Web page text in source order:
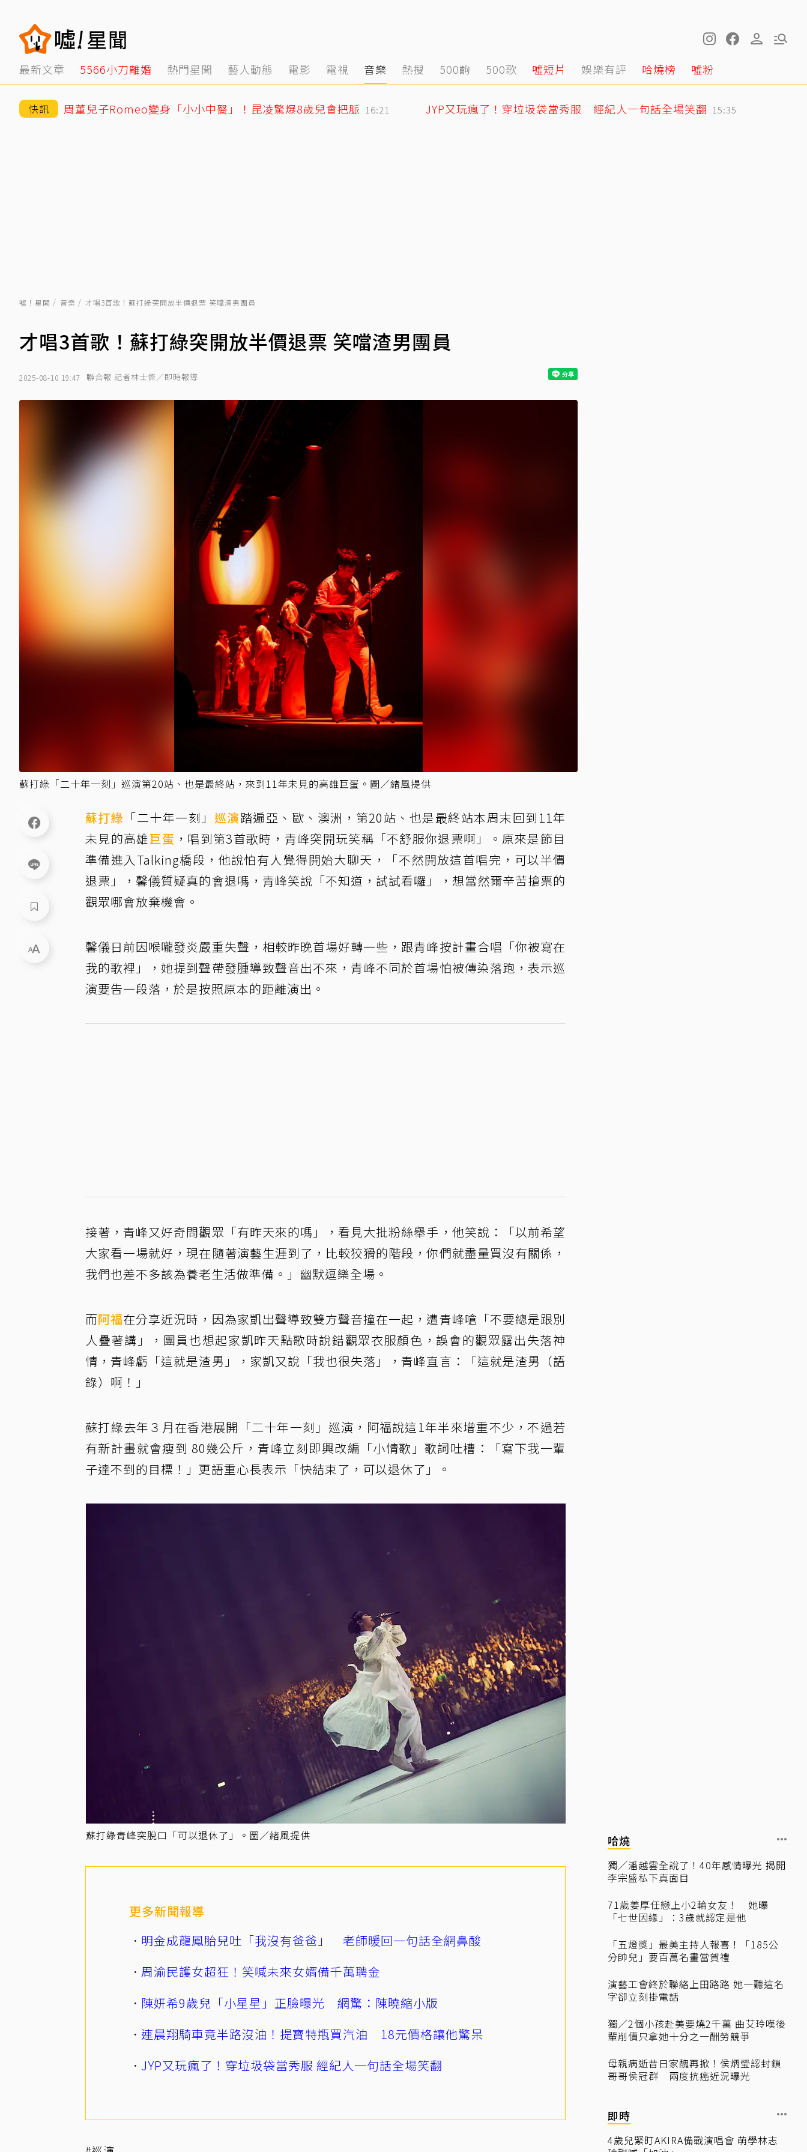
最新文章 5566小刀離婚 熱門星聞 藝人動態 電影 電視 音樂 熱搜 500齣 500歌 噓短片 娛樂有評 哈燒榜 噓粉
快訊 周董兒子Romeo變身「小小中醫」！昆凌驚爆8歲兒會把脈 16:21 JYP又玩瘋了！穿垃圾袋當秀服 經紀人一句話全場笑翻 15:35
噓！星聞 音樂 才唱3首歌！蘇打綠突開放半價退票 笑噹渣男團員
才唱3首歌！蘇打綠突開放半價退票 笑噹渣男團員
2025-08-10 19:47 聯合報 記者林士傑／即時報導
蘇打綠「二十年一刻」巡演第20站、也是最終站，來到11年未見的高雄巨蛋。圖／緒風提供
蘇打綠 「二十年一刻」 巡演踏遍亞、歐、澳洲，第20站、也是最終站本周末回到11年
未見的高雄巨蛋 ，唱到第3首歌時，青峰突開玩笑稱「不舒服你退票啊」。原來是節目
準備進入Talking橋段，他說怕有人覺得開始大聊天，「不然開放這首唱完，可以半價
退票」，馨儀質疑真的會退嗎，青峰笑說「不知道，試試看囉」，想當然爾辛苦搶票的
觀眾哪會放棄機會。
馨儀日前因喉嚨發炎嚴重失聲，相較昨晚首場好轉一些，跟青峰按計畫合唱「你被寫在
我的歌裡」，她提到聲帶發腫導致聲音出不來，青峰不同於首場怕被傳染落跑，表示巡
演要告一段落，於是按照原本的距離演出。
接著，青峰又好奇問觀眾「有昨天來的嗎」，看見大批粉絲舉手，他笑說：「以前希望
大家看一場就好，現在隨著演藝生涯到了，比較狡猾的階段，你們就盡量買沒有關係，
我們也差不多該為養老生活做準備。」幽默逗樂全場。
而阿福在分享近況時，因為家凱出聲導致雙方聲音撞在一起，遭青峰嗆「不要總是跟別
人疊著講」，團員也想起家凱昨天點歌時說錯觀眾衣服顏色，誤會的觀眾露出失落神
情，青峰虧「這就是渣男」，家凱又說「我也很失落」，青峰直言：「這就是渣男（語
錄）啊！」
蘇打綠去年３月在香港展開「二十年一刻」巡演，阿福說這1年半來增重不少，不過若
有新計畫就會瘦到 80幾公斤，青峰立刻即興改編「小情歌」歌詞吐槽：「寫下我一輩
子達不到的目標！」更語重心長表示「快結束了，可以退休了」。
蘇打綠青峰突脫口「可以退休了」。圖／緒風提供
更多新聞報導
明金成龍鳳胎兒吐「我沒有爸爸」 老師暖回一句話全網鼻酸
周渝民護女超狂！笑喊未來女婿備千萬聘金
陳妍希9歲兒「小星星」正臉曝光 網驚：陳曉縮小版
連晨翔騎車竟半路沒油！提寶特瓶買汽油 18元價格讓他驚呆
JYP又玩瘋了！穿垃圾袋當秀服 經紀人一句話全場笑翻
哈燒
獨／潘越雲全說了！40年感情曝光 揭開
李宗盛私下真面目
71歲姜厚任戀上小2輪女友！ 她曝
「七世因緣」：3歲就認定是他
「五燈獎」最美主持人報喜！「185公
分帥兒」要百萬名畫當賀禮
演藝工會終於聯絡上田路路 她一聽這名
字卻立刻掛電話
獨／2個小孩赴美要燒2千萬 曲艾玲嘆後
輩削價只拿她十分之一酬勞競爭
母親病逝昔日家醜再掀！侯炳瑩認封鎖
哥哥侯冠群 兩度抗癌近況曝光
即時
4歲兒緊盯AKIRA備戰演唱會 萌學林志